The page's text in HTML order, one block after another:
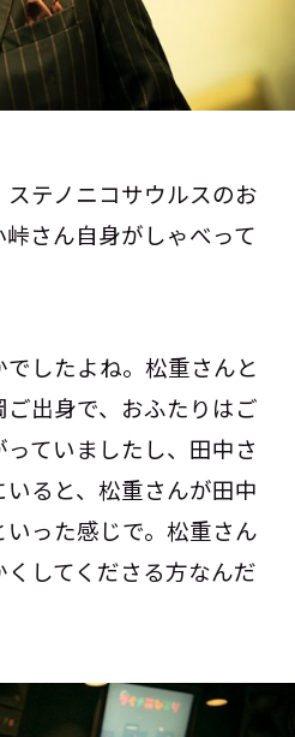
ステノニコサウルスのお
さん自身がしゃべって
したよね。松重さんと
出身で、おふたりはご
ていましたし、田中さ
ると、松重さんが田中
った感じで。松重さん
してくださる方なんだ